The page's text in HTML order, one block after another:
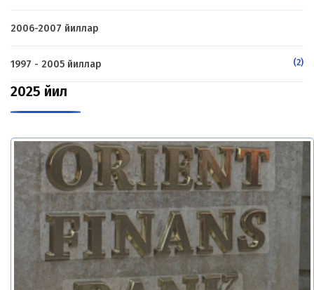
2006-2007 йиллар
1997 - 2005 йиллар (2)
2025 йил